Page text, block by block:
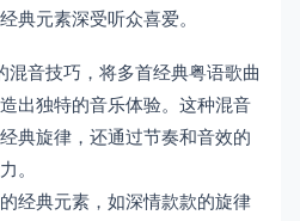
典元素深受听众喜爱。
音技巧，将多首经典粤语歌曲
出独特的音乐体验。这种混音
典旋律，还通过节奏和音效的
。
经典元素，如深情款款的旋律